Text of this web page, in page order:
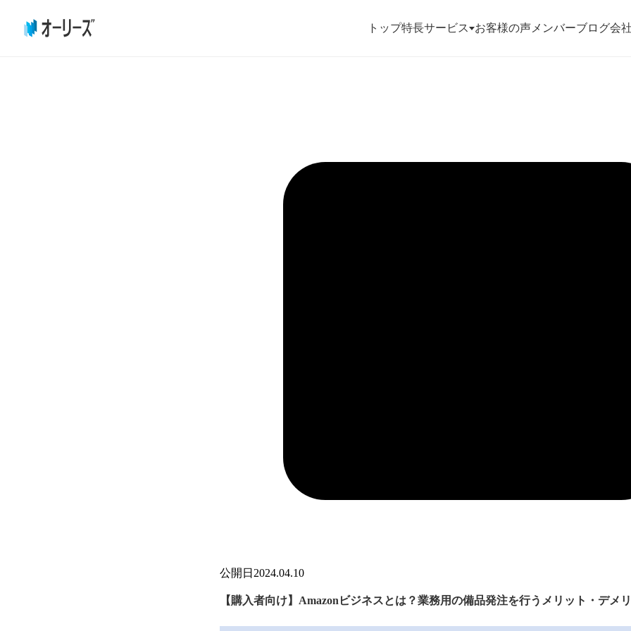
トップ特長サービス お客様の声 メンバーブログ会
公開日 2024.04.10
【購入者向け】Amazonビジネスとは？業務用の備品発注を行うメリット・デメ